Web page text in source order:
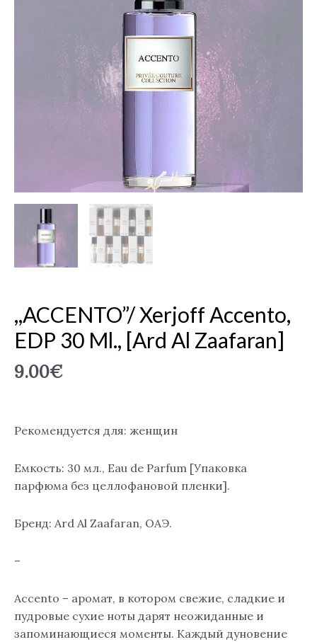
,,ACCENTO”/ Xerjoff Accento,
EDP 30 Ml., [Ard Al Zaafaran]
9.00€
Рекомендуется для: женщин
Емкость: 30 мл., Eau de Parfum [Упаковка
парфюма без целлофановой пленки].
Бренд: Ard Al Zaafaran, ОАЭ.
–
Accento – аромат, в котором свежие, сладкие и
пудровые сухие ноты дарят неожиданные и
запоминающиеся моменты. Каждый дуновение